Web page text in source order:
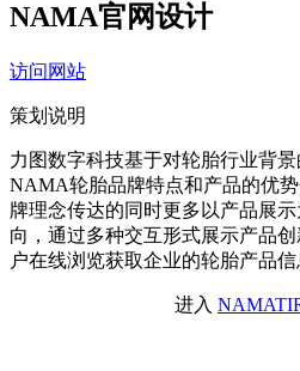
NAMA官网设计
访问网站
策划说明
力图数字科技基于对轮胎行业背
NAMA轮胎品牌特点和产品的优
牌理念传达的同时更多以产品展
向，通过多种交互形式展示产品
户在线浏览获取企业的轮胎产品
进入